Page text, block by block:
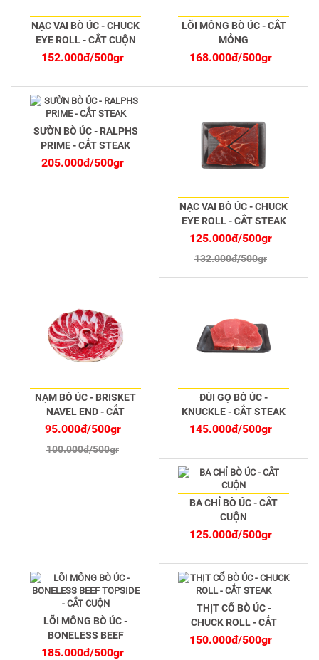
NẠC VAI BÒ ÚC - CHUCK
EYE ROLL - CẮT CUỘN
152.000đ/500gr
LÕI MÔNG BÒ ÚC - CẮT
MỎNG
168.000đ/500gr
SƯỜN BÒ ÚC - RALPHS
PRIME - CẮT STEAK
205.000đ/500gr
NẠC VAI BÒ ÚC - CHUCK
EYE ROLL - CẮT STEAK
125.000đ/500gr
132.000đ/500gr
NẠM BÒ ÚC - BRISKET
NAVEL END - CẮT
MỎNG
95.000đ/500gr
100.000đ/500gr
ĐÙI GỌ BÒ ÚC -
KNUCKLE - CẮT STEAK
145.000đ/500gr
BA CHỈ BÒ ÚC - CẮT
CUỘN
125.000đ/500gr
LÕI MÔNG BÒ ÚC -
BONELESS BEEF
TOPSIDE - CẮT CUỘN
185.000đ/500gr
THỊT CỔ BÒ ÚC -
CHUCK ROLL - CẮT
STEAK
150.000đ/500gr